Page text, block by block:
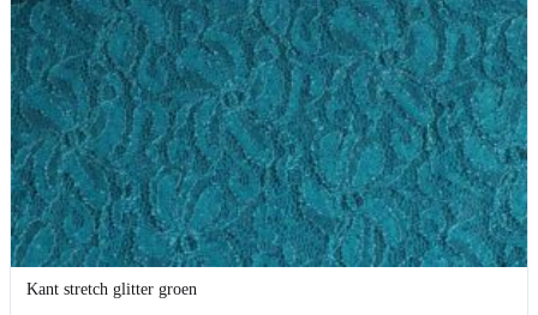
Kant stretch glitter groen